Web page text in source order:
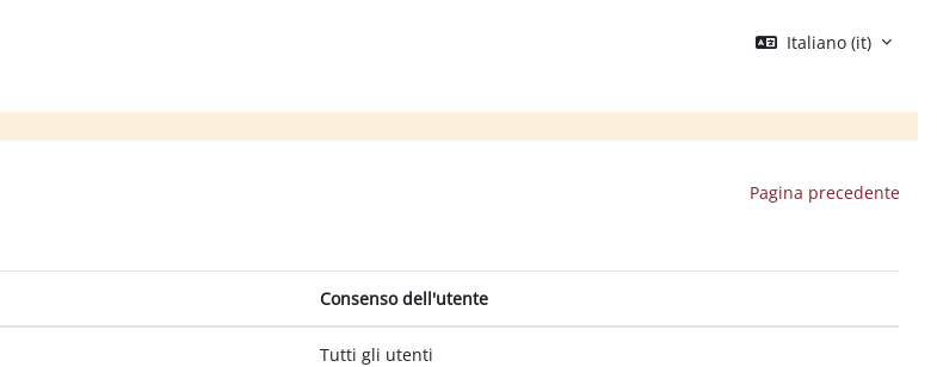
Italiano ‎(it)‎
Pagina precedente
Consenso dell'utente
Tutti gli utenti